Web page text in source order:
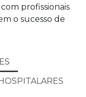
profissionais
o sucesso de